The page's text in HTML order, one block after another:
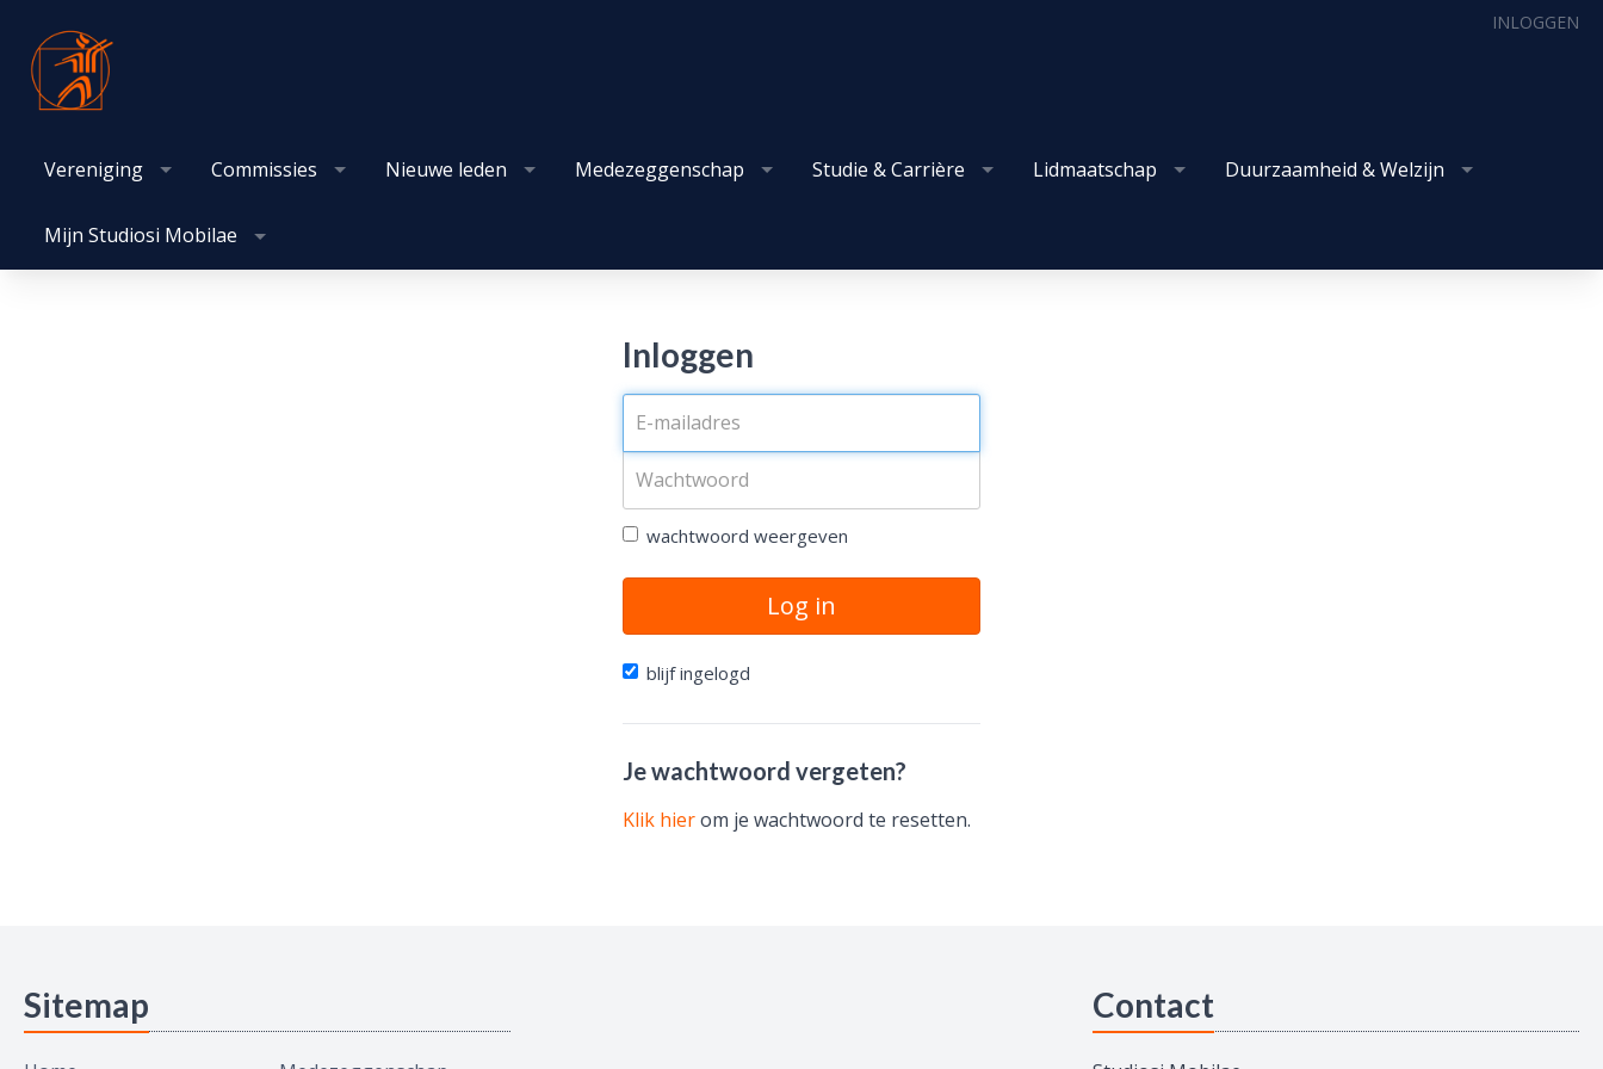
INLOGGEN
Vereniging Commissies Nieuwe leden Medezeggenschap Studie & Carrière Lidmaatschap Duurzaamheid & Welzijn
Mijn Studiosi Mobilae
Inloggen
wachtwoord weergeven
Log in
blijf ingelogd
Je wachtwoord vergeten?
Klik hierom je wachtwoord te resetten.
Sitemap Contact